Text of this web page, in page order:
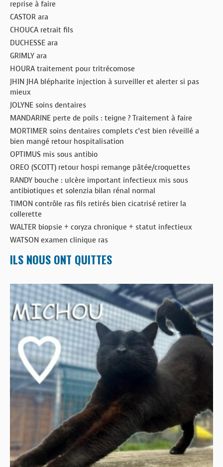
reprise à faire
CASTOR ara
CHOUCA retrait fils
DUCHESSE ara
GRIMLY ara
HOURA traitement pour tritrécomose
JHIN JHA blépharite injection à surveiller et alerter si pas
mieux
JOLYNE soins dentaires
MANDARINE perte de poils : teigne ? Traitement à faire
MORTIMER soins dentaires complets c’est bien réveillé a
bien mangé retour hospitalisation
OPTIMUS mis sous antibio
OREO (SCOTT) retour hospi remange pâtée/croquettes
RANDY bouche : ulcère important infectieux mis sous
antibiotiques et solenzia bilan rénal normal
TIMON contrôle ras fils retirés bien cicatrisé retirer la
collerette
WALTER biopsie + coryza chronique + statut infectieux
WATSON examen clinique ras
ILS NOUS ONT QUITTES